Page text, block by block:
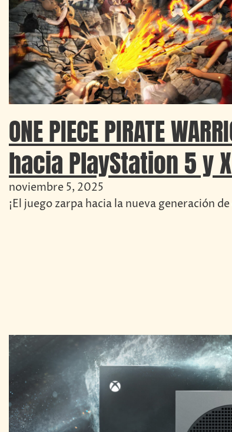
ONE PIECE PIRATE
hacia PlayStation 5 y
noviembre 5, 2025
¡El juego zarpa hacia la nueva generación